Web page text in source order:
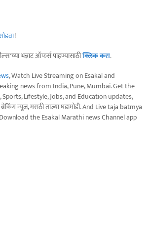
!
भन्नाट ऑफर्स पाहण्यासाठीक्लिक करा.
, Watch Live Streaming on Esakal and
news from India, Pune, Mumbai. Get the
Lifestyle, Jobs, and Education updates,
ब्रेकिंग न्यूज, मराठी ताज्या घडामोडी. And Live taja batmya
the Esakal Marathi news Channel app